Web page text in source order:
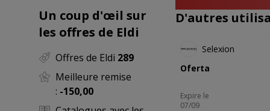
Un coup d'œil sur
les offres de Eldi
Offres de Eldi 289
Meilleure remise
: -150,00
D'autres
Selexion
Oferta
Expire le
07/09